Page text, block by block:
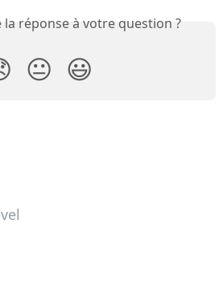
la réponse à votre question ?
😐 😃